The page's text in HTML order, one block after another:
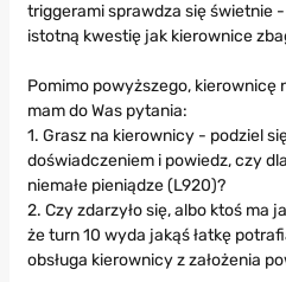
triggerami sprawdza się świetnie
istotną kwestię jak kierownice
Pomimo powyższego, kierownicę
mam do Was pytania:
1. Grasz na kierownicy - podziel
doświadczeniem i powiedz, czy
niemałe pieniądze (L920)?
2. Czy zdarzyło się, albo ktoś ma
że turn 10 wyda jakąś łatkę
obsługa kierownicy z założenia